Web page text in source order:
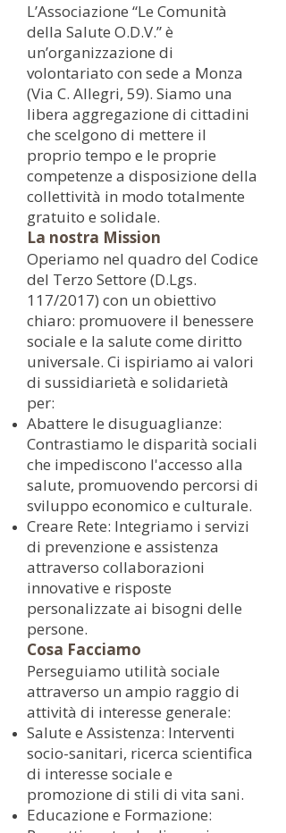
L’Associazione “Le Comunità
della Salute O.D.V.” è
un’organizzazione di
volontariato con sede a Monza
(Via C. Allegri, 59). Siamo una
libera aggregazione di cittadini
che scelgono di mettere il
proprio tempo e le proprie
competenze a disposizione della
collettività in modo totalmente
gratuito e solidale.
La nostra Mission
Operiamo nel quadro del Codice
del Terzo Settore (D.Lgs.
117/2017) con un obiettivo
chiaro: promuovere il benessere
sociale e la salute come diritto
universale. Ci ispiriamo ai valori
di sussidiarietà e solidarietà
per:
Abattere le disuguaglianze:
Contrastiamo le disparità sociali
che impediscono l'accesso alla
salute, promuovendo percorsi di
sviluppo economico e culturale.
Creare Rete: Integriamo i servizi
di prevenzione e assistenza
attraverso collaborazioni
innovative e risposte
personalizzate ai bisogni delle
persone.
Cosa Facciamo
Perseguiamo utilità sociale
attraverso un ampio raggio di
attività di interesse generale:
Salute e Assistenza: Interventi
socio-sanitari, ricerca scientifica
di interesse sociale e
promozione di stili di vita sani.
Educazione e Formazione: